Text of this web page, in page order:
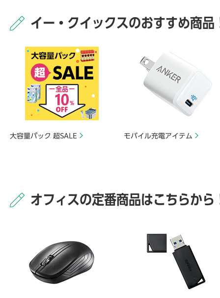
イー・クイックスのおすすめ商品
大容量パック 超SALE モバイル充電アイテム
オフィスの定番商品はこちらから